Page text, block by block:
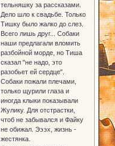
тельняшку за рассказами.
Дело шло к свадьбе. Только
Тишку было жалко до слез.
Всего лишь друг... Собаки
наши предлагали вломить
разбойной морде, но Тиша
сказал "не надо, это
разобьет ей сердце".
Собаки пожали плечами,
только щурили глаза и
иногда клыки показывали
Жулику. Для отстрастки,
чтоб не забывался и Файку
не обижал. Эээх, жизнь -
жестянка.